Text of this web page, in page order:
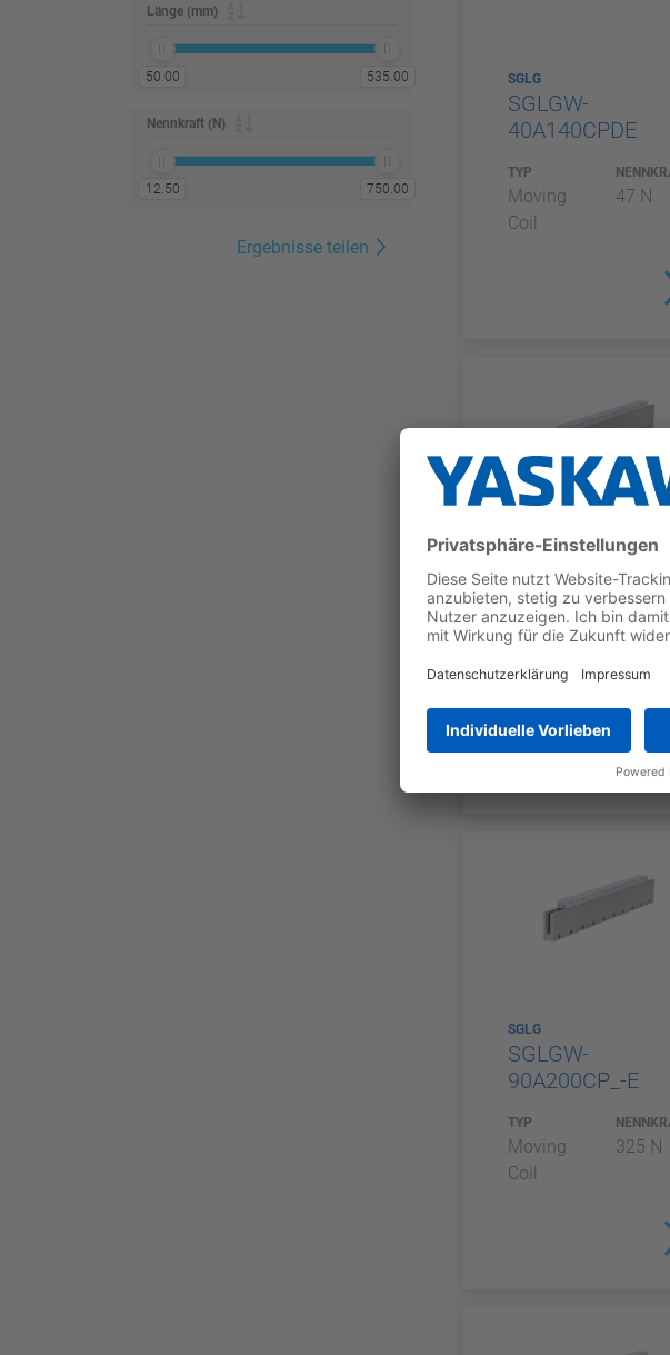
Länge (mm)
50.00 535.00
Nennkraft (N)
12.50 750.00
Ergebnisse teilen
SGLG
SGLGW-
40A140CPDE
TYP
Moving
Coil
47 N
SGLG
SGLGW-
60A140CP_-E
TYP
Moving
70 N
SGLG
SGLGW-
90A200CP_-E
TYP
Moving
Coil
325 N